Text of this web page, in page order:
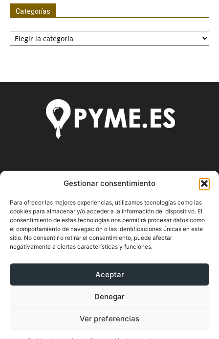
Gestionar consentimiento
Para ofrecer las mejores experiencias, utilizamos tecnologías como las
cookies para almacenar y/o acceder a la información del dispositivo. El
consentimiento de estas tecnologías nos permitirá procesar datos como
el comportamiento de navegación o las identificaciones únicas en este
sitio. No consentir o retirar el consentimiento, puede afectar
negativamente a ciertas características y funciones.
Aceptar
Denegar
Ver preferencias
Categorías
Categorías
Pyme.es es el portal web donde podrás mantenerte
actualizado de todas las noticias y novedades sobre la
economía en España y el mundo, así como donde podrás
conseguir toda la información necesaria sobre
emprendimiento.
SÍGUENOS